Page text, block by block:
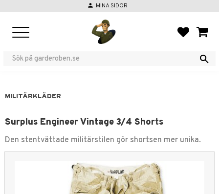
person MINA SIDOR
MILITÄRKLÄDER
Surplus Engineer Vintage 3/4 Shorts
Den stentvättade militärstilen gör shortsen mer unika.